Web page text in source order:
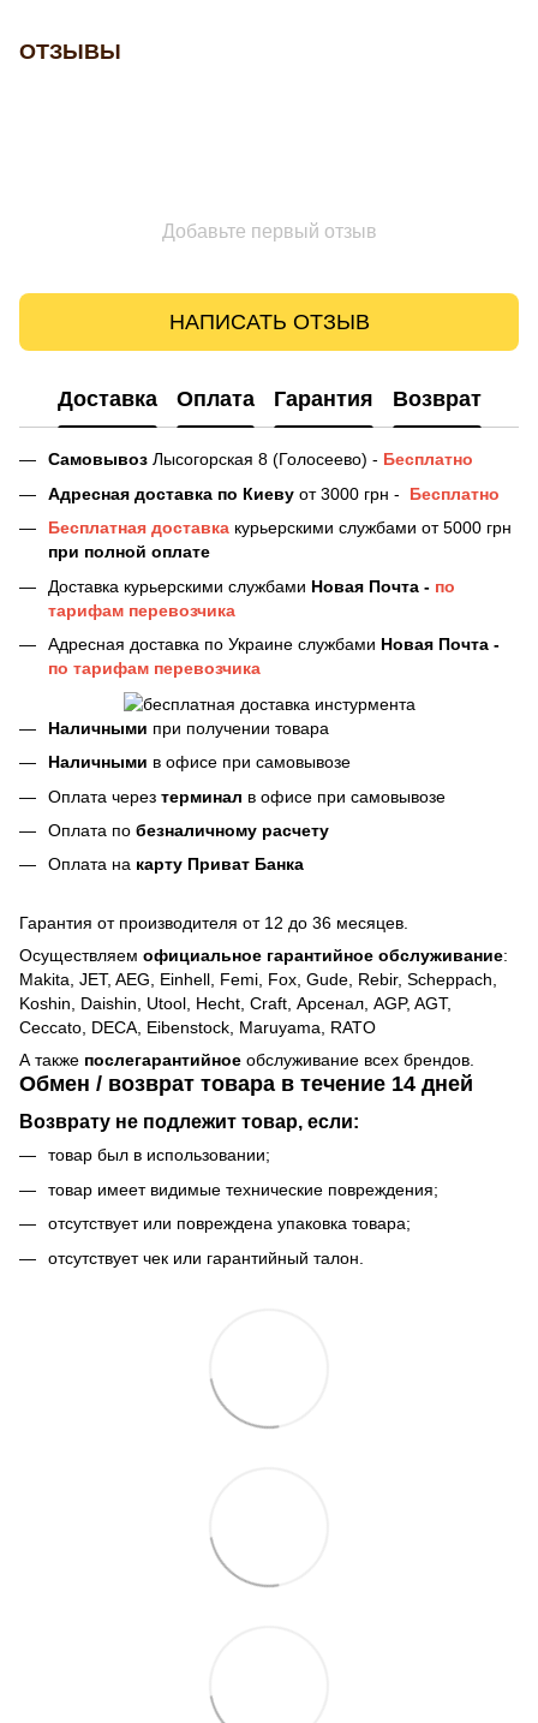
ОТЗЫВЫ
Добавьте первый отзыв
НАПИСАТЬ ОТЗЫВ
Доставка Оплата Гарантия Возврат
Самовывоз Лысогорская 8 (Голосеево) - Бесплатно
Адресная доставка по Киеву от 3000 грн -
Бесплатно
Бесплатная доставка курьерскими службами от 5000 грн
при полной оплате
Доставка курьерскими службами Новая Почта - по
тарифам перевозчика
Адресная доставка по Украине службами Новая Почта -
по тарифам перевозчика
Наличными при получении товара
Наличными в офисе при самовывозе
Оплата через терминал в офисе при самовывозе
Оплата по безналичному расчету
Оплата на карту Приват Банка
Гарантия от производителя от 12 до 36 месяцев.
Осуществляем официальное гарантийное обслуживание:
Makita, JET, AEG, Einhell, Femi, Fox, Gude, Rebir, Scheppach,
Koshin, Daishin, Utool, Hecht, Craft, Арсенал, AGP, AGT,
Ceccato, DECA, Eibenstock, Maruyama, RATO
А также послегарантийное обслуживание всех брендов.
Обмен / возврат товара в течение 14 дней
Возврату не подлежит товар, если:
товар был в использовании;
товар имеет видимые технические повреждения;
отсутствует или повреждена упаковка товара;
отсутствует чек или гарантийный талон.